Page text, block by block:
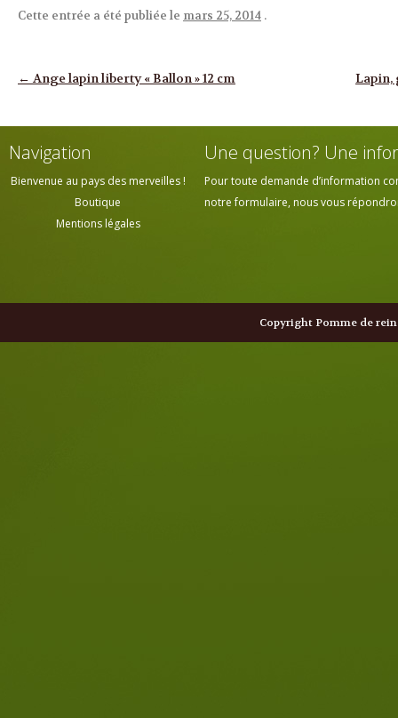
Cette entrée a été publiée le mars 25, 2014 .
Navigation des articles
← Ange lapin liberty « Ballon » 12 cm
Navigation
Bienvenue au pays des merveilles !
Boutique
Mentions légales
Une question? Une
Pour toute demande d’information
notre formulaire, nous vous
Copyright Pomme de